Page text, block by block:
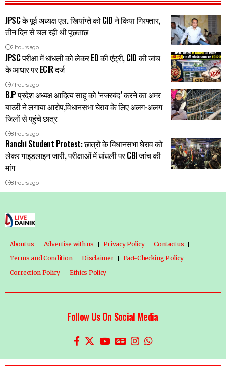
JPSC के पूर्व अध्यक्ष एल. खियांग्ते को CID ने किया गिरफ्तार,
तीन दिन से चल रही थी पूछताछ
2 hours ago
JPSC परीक्षा में धांधली को लेकर ED की एंट्री, CID की जांच
के आधार पर ECIR दर्ज
7 hours ago
BJP प्रदेश अध्यक्ष आदित्य साहू को ‘नजरबंद’ करने का अमर
बाउरी ने लगाया आरोप,विधानसभा घेराव के लिए अलग-अलग
जिलों से पहुंचे छात्र
8 hours ago
Ranchi Student Protest: छात्रों के विधानसभा घेराव को
लेकर गाइडलाइन जारी, परीक्षाओं में धांधली पर CBI जांच की
मांग
8 hours ago
About us Advertise with us Privacy Policy
Contact us
Terms and Condition
Disclaimer
Fact-Checking Policy
Correction Policy
Ethics Policy
Follow Us On Social Media